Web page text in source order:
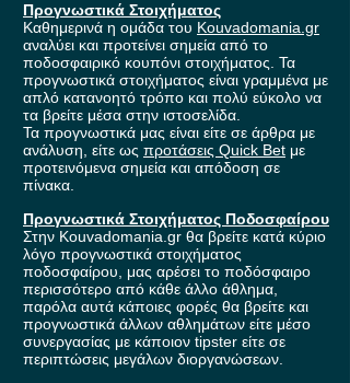
Προγνωστικά Στοιχήματος
Καθημερινά η ομάδα του Kouvadomania.gr
αναλύει και προτείνει σημεία από το
ποδοσφαιρικό κουπόνι στοιχήματος. Τα
προγνωστικά στοιχήματος είναι γραμμένα με
απλό κατανοητό τρόπο και πολύ εύκολο να
τα βρείτε μέσα στην ιστοσελίδα.
Τα προγνωστικά μας είναι είτε σε άρθρα με
ανάλυση, είτε ως προτάσεις Quick Bet με
προτεινόμενα σημεία και απόδοση σε
πίνακα.
Προγνωστικά Στοιχήματος Ποδοσφαίρου
Στην Kouvadomania.gr θα βρείτε κατά κύριο
λόγο προγνωστικά στοιχήματος
ποδοσφαίρου, μας αρέσει το ποδόσφαιρο
περισσότερο από κάθε άλλο άθλημα,
παρόλα αυτά κάποιες φορές θα βρείτε και
προγνωστικά άλλων αθλημάτων είτε μέσο
συνεργασίας με κάποιον tipster είτε σε
περιπτώσεις μεγάλων διοργανώσεων.